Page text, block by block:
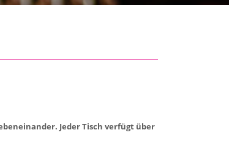
Jeder Tisch verfügt über